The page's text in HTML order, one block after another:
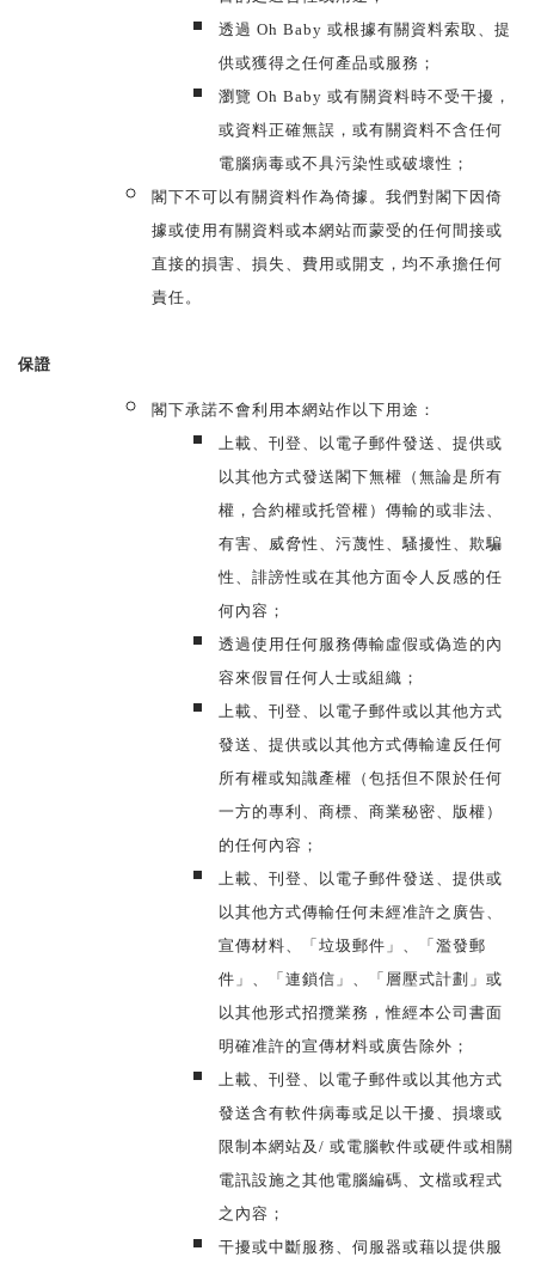
透過 Oh Baby 或根據有關資料索取、提
供或獲得之任何產品或服務；
瀏覽 Oh Baby 或有關資料時不受干擾，
或資料正確無誤，或有關資料不含任何
電腦病毒或不具污染性或破壞性；
閣下不可以有關資料作為倚據。我們對閣下因倚
據或使用有關資料或本網站而蒙受的任何間接或
直接的損害、損失、費用或開支，均不承擔任何
責任。
保證
閣下承諾不會利用本網站作以下用途：
上載、刊登、以電子郵件發送、提供或
以其他方式發送閣下無權（無論是所有
權，合約權或托管權）傳輸的或非法、
有害、威脅性、污蔑性、騷擾性、欺騙
性、誹謗性或在其他方面令人反感的任
何內容；
透過使用任何服務傳輸虛假或偽造的內
容來假冒任何人士或組織；
上載、刊登、以電子郵件或以其他方式
發送、提供或以其他方式傳輸違反任何
所有權或知識產權（包括但不限於任何
一方的專利、商標、商業秘密、版權）
的任何內容；
上載、刊登、以電子郵件發送、提供或
以其他方式傳輸任何未經准許之廣告、
宣傳材料、「垃圾郵件」、「濫發郵
件」、「連鎖信」、「層壓式計劃」或
以其他形式招攬業務，惟經本公司書面
明確准許的宣傳材料或廣告除外；
上載、刊登、以電子郵件或以其他方式
發送含有軟件病毒或足以干擾、損壞或
限制本網站及/ 或電腦軟件或硬件或相關
電訊設施之其他電腦編碼、文檔或程式
之內容；
干擾或中斷服務、伺服器或藉以提供服